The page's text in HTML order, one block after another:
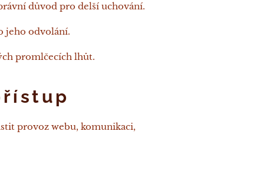
důvod pro delší uchování.
jeho odvolání.
promlčecích lhůt.
provoz webu, komunikaci,